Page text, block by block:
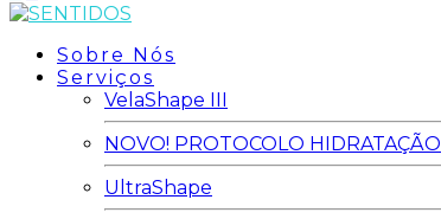
Sobre Nós
Serviços
VelaShape III
NOVO! PROTOCOLO HIDRATAÇÃO
UltraShape